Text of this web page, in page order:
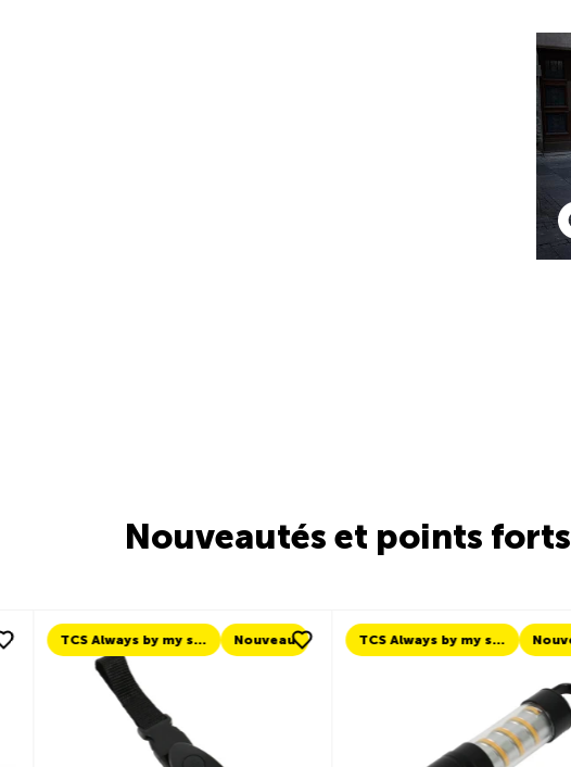
Nouveautés et points forts
Nouveau TCS Always by my side Nouveau